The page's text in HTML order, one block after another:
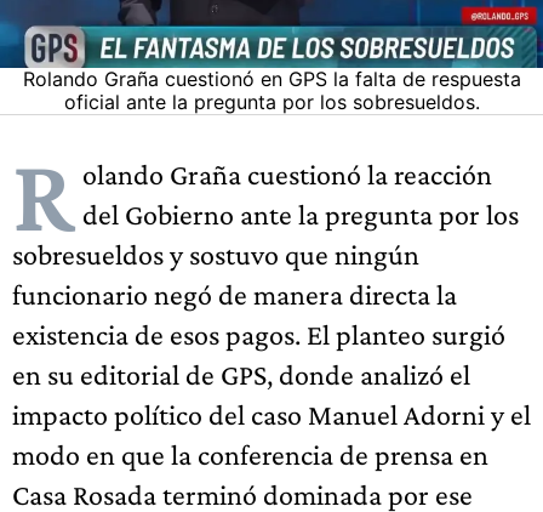
Rolando Graña cuestionó en GPS la falta de respuesta
oficial ante la pregunta por los sobresueldos.
R olando Graña cuestionó la reacción
del Gobierno ante la pregunta por los
sobresueldos y sostuvo que ningún
funcionario negó de manera directa la
existencia de esos pagos. El planteo surgió
en su editorial de GPS, donde analizó el
impacto político del caso Manuel Adorni y el
modo en que la conferencia de prensa en
Casa Rosada terminó dominada por ese